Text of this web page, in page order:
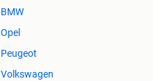
BMW
Opel
Peugeot
Volkswagen